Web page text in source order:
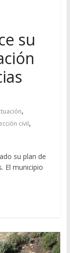
su
,
civil,
su plan de
El municipio